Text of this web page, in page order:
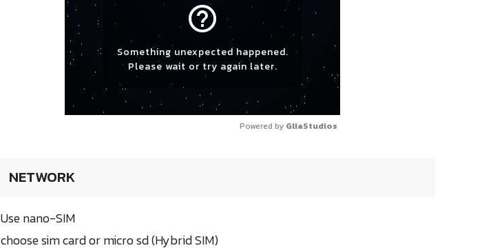
help_outline
Something unexpected happened.
Please wait or try again later.
Powered by GliaStudios
NETWORK
Use nano-SIM
choose sim card or micro sd (Hybrid SIM)